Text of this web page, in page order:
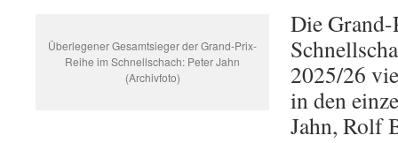
Überlegener Gesamtsieger der Grand-Prix-
Reihe im Schnellschach: Peter Jahn
(Archivfoto)
Die
2025/26
in den
Jahn, Rolf